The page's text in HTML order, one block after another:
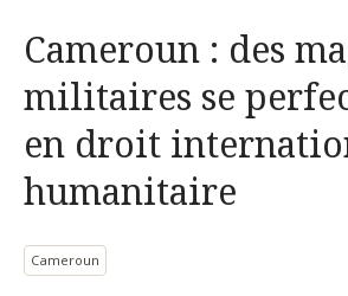
Cameroun : des
militaires se
en droit
humanitaire
Cameroun